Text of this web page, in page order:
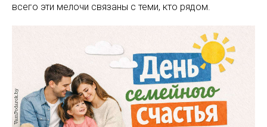
всего эти мелочи связаны с теми, кто рядом.